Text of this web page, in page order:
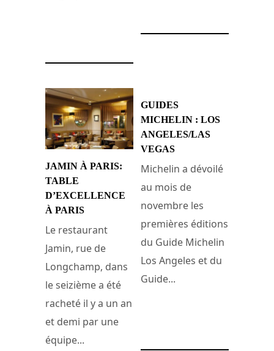
JAMIN À PARIS:
TABLE
D’EXCELLENCE
À PARIS
Le restaurant
Jamin, rue de
Longchamp, dans
le seizième a été
racheté il y a un an
et demi par une
équipe...
GUIDES
MICHELIN : LOS
ANGELES/LAS
VEGAS
Michelin a dévoilé
au mois de
novembre les
premières éditions
du Guide Michelin
Los Angeles et du
Guide...